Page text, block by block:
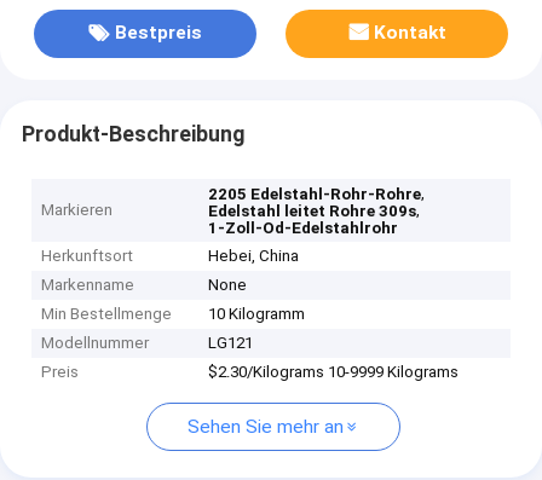
Bestpreis Kontakt
Produkt-Beschreibung
Markieren
2205 Edelstahl-Rohr-Rohre,
Edelstahl leitet Rohre 309s,
1-Zoll-Od-Edelstahlrohr
Herkunftsort
Hebei, China
Markenname
None
Min Bestellmenge
10 Kilogramm
Modellnummer
LG121
Preis
$2.30/Kilograms 10-9999 Kilograms
Sehen Sie mehr an